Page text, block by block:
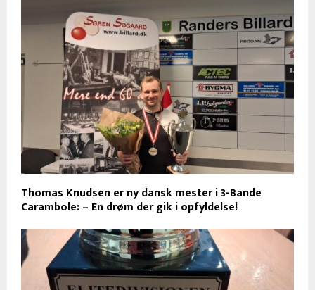
Thomas Knudsen er ny dansk mester i 3-Bande
Carambole: – En drøm der gik i opfyldelse!